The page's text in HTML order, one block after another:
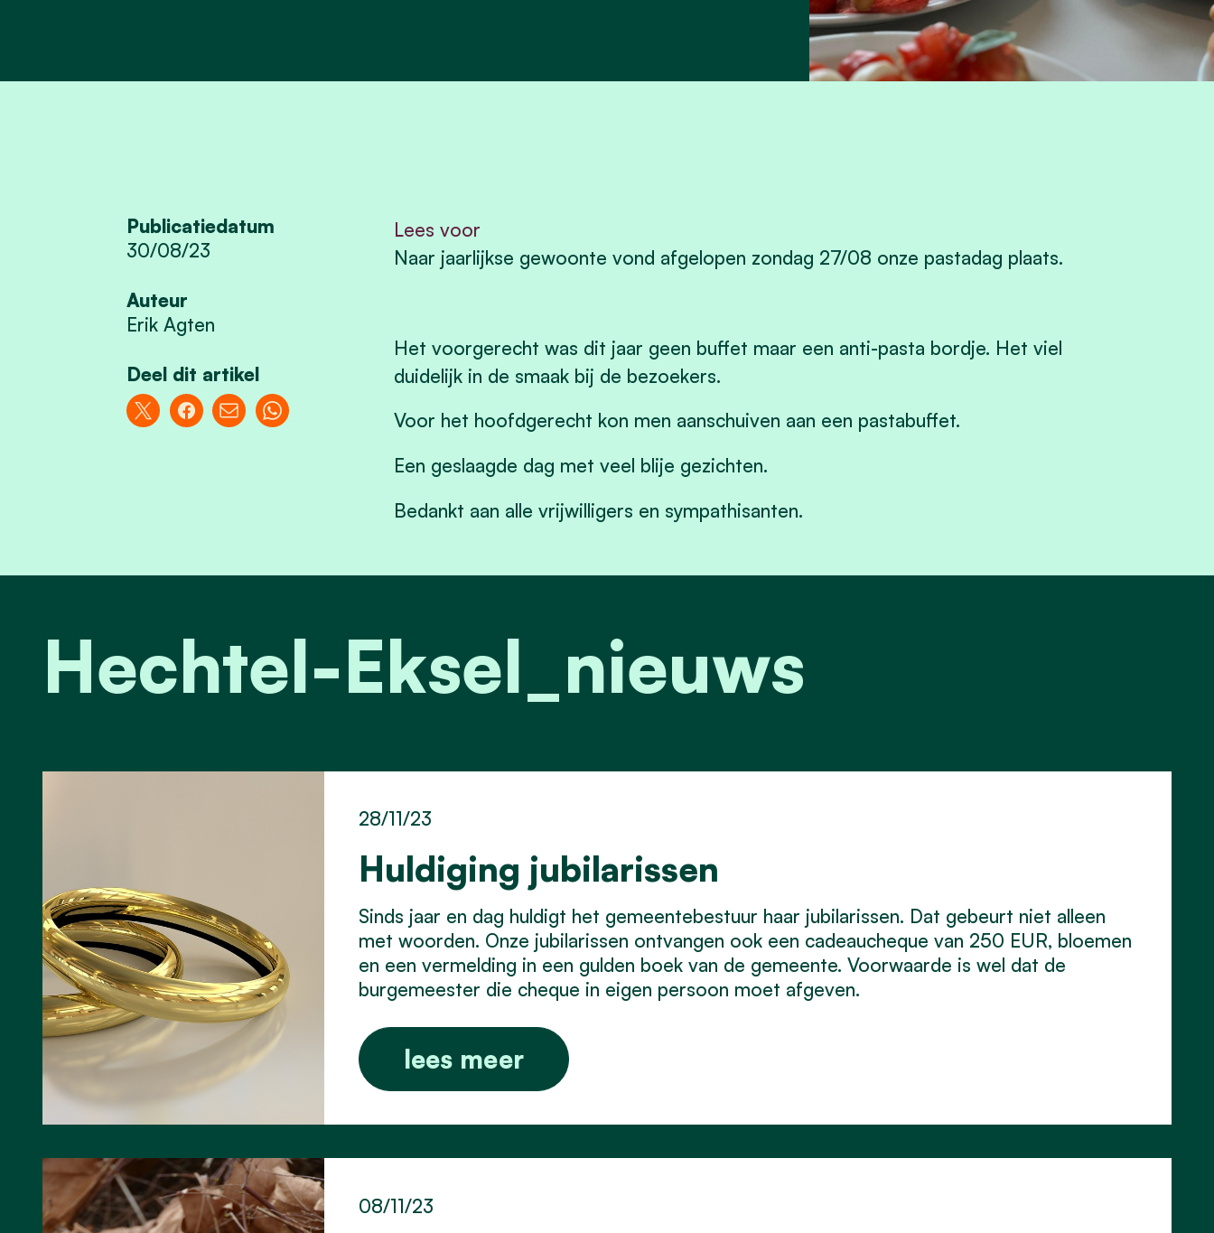
Publicatiedatum
30/08/23
Auteur
Erik Agten
Deel dit artikel
Lees voor
Naar jaarlijkse gewoonte vond afgelopen zondag 27/08 onze pastadag plaats.
Het voorgerecht was dit jaar geen buffet maar een anti-pasta bordje. Het viel
duidelijk in de smaak bij de bezoekers.
Voor het hoofdgerecht kon men aanschuiven aan een pastabuffet.
Een geslaagde dag met veel blije gezichten.
Bedankt aan alle vrijwilligers en sympathisanten.
Hechtel-Eksel_nieuws
Huldiging jubilarissen
28/11/23
Sinds jaar en dag huldigt het gemeentebestuur haar jubilarissen. Dat gebeurt niet alleen
met woorden. Onze jubilarissen ontvangen ook een cadeaucheque van 250 EUR, bloemen
en een vermelding in een gulden boek van de gemeente. Voorwaarde is wel dat de
burgemeester die cheque in eigen persoon moet afgeven.
lees meer
08/11/23